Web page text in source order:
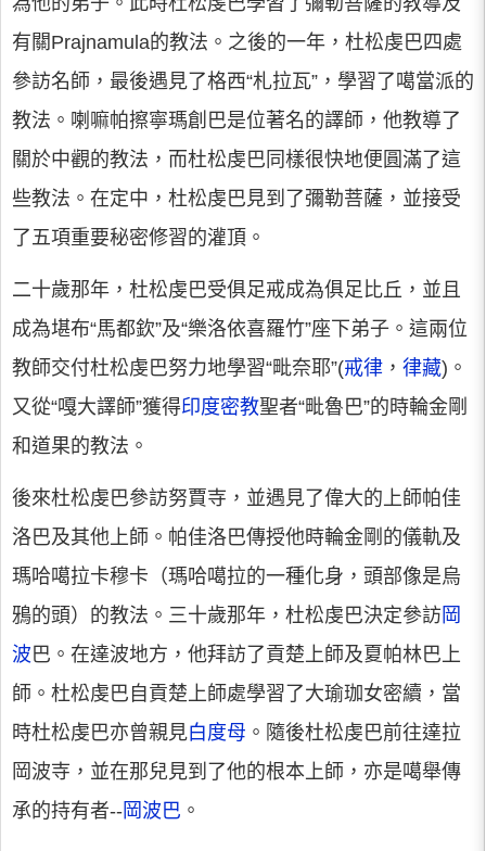
有關Prajnamula的教法。之後的一年，杜松虔巴四處
參訪名師，最後遇見了格西“札拉瓦”，學習了噶當派的
教法。喇嘛帕擦寧瑪創巴是位著名的譯師，他教導了
關於中觀的教法，而杜松虔巴同樣很快地便圓滿了這
些教法。在定中，杜松虔巴見到了彌勒菩薩，並接受
了五項重要秘密修習的灌頂。
二十歲那年，杜松虔巴受俱足戒成為俱足比丘，並且
成為堪布“馬都欽”及“樂洛依喜羅竹”座下弟子。這兩位
教師交付杜松虔巴努力地學習“毗奈耶”(戒律 ， 律藏)。
又從“嘎大譯師”獲得印度密教聖者“毗魯巴”的時輪金剛
和道果的教法。
後來杜松虔巴參訪努賈寺，並遇見了偉大的上師帕佳
洛巴及其他上師。帕佳洛巴傳授他時輪金剛的儀軌及
瑪哈噶拉卡穆卡（瑪哈噶拉的一種化身，頭部像是烏
鴉的頭）的教法。三十歲那年，杜松虔巴決定參訪 岡
波巴。在達波地方，他拜訪了貢楚上師及夏帕林巴上
師。杜松虔巴自貢楚上師處學習了大瑜珈女密續，當
時杜松虔巴亦曾親見白度母 。隨後杜松虔巴前往達拉
岡波寺，並在那兒見到了他的根本上師，亦是噶舉傳
承的持有者--岡波巴 。